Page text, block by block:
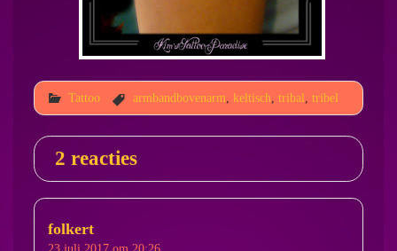
Tattoo armbandbovenarm keltisch tribal tribel
2 reacties
folkert